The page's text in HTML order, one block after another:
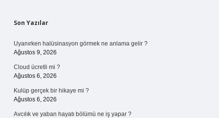
Sidebar
Son Yazılar
Uyanırken halüsinasyon görmek ne anlama gelir ?
Ağustos 9, 2026
Cloud ücretli mi ?
Ağustos 6, 2026
Kulüp gerçek bir hikaye mi ?
Ağustos 6, 2026
Avcılık ve yaban hayatı bölümü ne iş yapar ?